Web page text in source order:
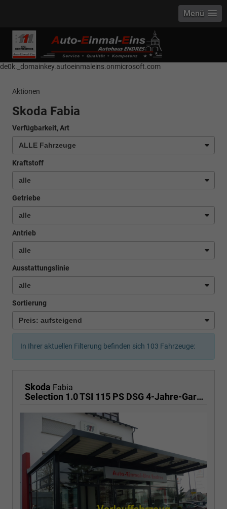
------------ Host Name : selector1._domainkey Points to address or value:
selector1-aee-de0k._domainkey.autoeinmaleins.onmicrosoft.com Host
Name : selector2._domainkey Points to address or value: selector2-aee-
de0k._domainkey.autoeinmaleins.onmicrosoft.com
Menü
Aktionen
Skoda Fabia
Verfügbarkeit, Art
Kraftstoff
Getriebe
Antrieb
Ausstattungslinie
Sortierung
In Ihrer aktuellen Filterung befinden sich 103 Fahrzeuge:
Skoda Fabia
Selection 1.0 TSI 115 PS DSG 4-Jahre-Garantie-AppleCarPlay-AndroidAuto-LED-2x PDC-Rückfahrkamera-Sitzheizung-DAB-Klima-Tempomat-Sofort